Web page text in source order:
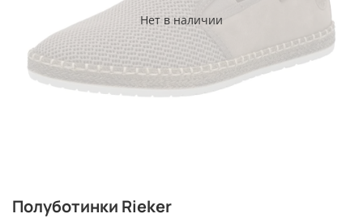
Нет в наличии
Полуботинки Rieker